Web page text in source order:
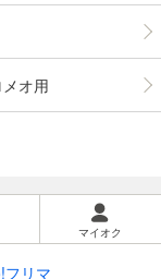
オ用
マイオク
フリマ